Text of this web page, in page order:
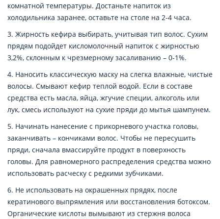
комнатной температуры. Достаньте напиток из
холодильника заранее, оставьте на столе на 2-4 часа.
3. Жирность кефира выбирать, учитывая тип волос. Сухим
прядям подойдет кисломолочный напиток с жирностью
3,2%, склонным к чрезмерному засаливанию – 0-1%.
4. Наносить классическую маску на слегка влажные, чистые
волосы. Смывают кефир теплой водой. Если в составе
средства есть масла, яйца, жгучие специи, алкоголь или
лук, смесь используют на сухие пряди до мытья шампунем.
5. Начинать нанесение с прикорневого участка головы,
заканчивать – кончиками волос. Чтобы не пересушить
пряди, сначала вмассируйте продукт в поверхность
головы. Для равномерного распределения средства можно
использовать расческу с редкими зубчиками.
6. Не использовать на окрашенных прядях, после
кератинового выпрямления или восстановления ботоксом.
Органические кислоты вымывают из стержня волоса